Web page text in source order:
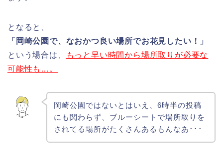
となると、
「岡崎公園で、なおかつ良い場所でお花見したい！」
という場合は、
もっと早い時間から場所取りが必要な
可能性も…。
岡崎公園ではないとはいえ、6時半の投稿
にも関わらず、ブルーシートで場所取りを
されてる場所がたくさんあるもんなあ･･･